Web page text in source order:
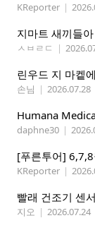
KReporter |
지마트 새끼들
ㅅㅂㄹㄷ |
린우드 지 마켙
손님 | 2026.07.28
Humana
daphne30 |
[푸른투어]
KReporter |
빨래 건조기 센서
지오 | 2026.07.24